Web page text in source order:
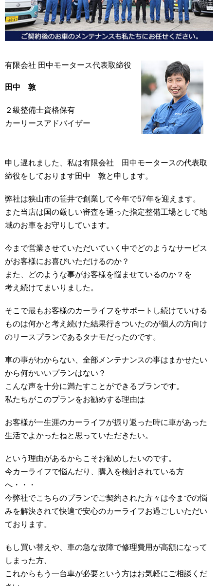
有限会社 田中モータース代表取締役
田中 敦
２級整備士資格保有
カーリースアドバイザー
申し遅れました、私は有限会社 田中モータースの代表取
締役をしております田中 敦と申します。
弊社は狭山市の笹井で創業して今年で57年を迎えます。
また当店は国の厳しい審査を通った指定整備工場として地
域のお車をお守りしています。
今まで営業させていただいていく中でどのようなサービス
がお客様にお喜びいただけるのか？
また、どのような事がお客様を悩ませているのか？を
考え続けてまいりました。
そこで最もお客様のカーライフをサポートし続けていける
ものは何かと考え続けた結果行きついたのが個人の方向け
のリースプランであるタナモだったのです。
車の事がわからない、全部メンテナンスの事はまかせたい
から何かいいプランはない？
こんな声を十分に満たすことができるプランです。
私たちがこのプランをお勧めする理由は
お客様が一生涯のカーライフが振り返った時に車があった
生活でよかったねと思っていただきたい。
という理由があるからこそお勧めしたいのです。
今カーライフで悩んだり、購入を検討されている方
へ・・・
今弊社でこちらのプランでご契約された方々は今までの悩
みを解決されて快適で安心のカーライフお過ごしいただい
ております。
もし買い替えや、車の急な故障で修理費用が高額になって
しまった方、
これからもう一台車が必要という方はお気軽にご相談くだ